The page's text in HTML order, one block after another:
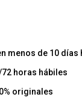
menos de 10 días
72 horas hábiles
originales